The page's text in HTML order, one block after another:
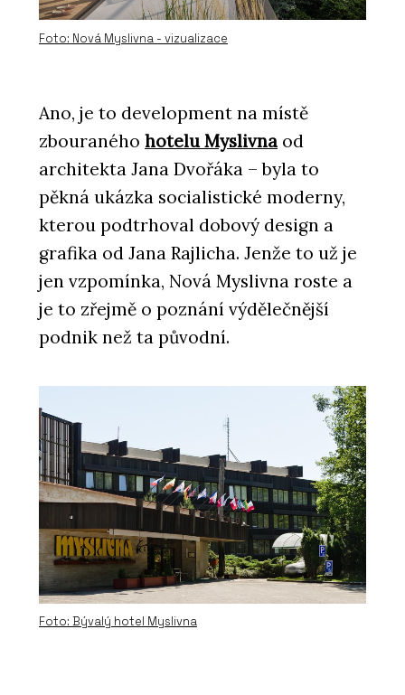
ČLÁNKY
Mrakodrap Mennica má prosklenou
fasádu a interiér zdobí leštěný
mramor. Je dominantou Varšavy,
která v noci září
PRODUKTY
Low-Carbon Glass a služba Recycle
Glass - AGC Glass Europe
Foto: Nová Myslivna - vizualizace
Ano, je to development na místě
zbouraného hotelu Myslivna od
architekta Jana Dvořáka – byla to
pěkná ukázka socialistické moderny,
kterou podtrhoval dobový design a
grafika od Jana Rajlicha. Jenže to už je
jen vzpomínka, Nová Myslivna roste a
je to zřejmě o poznání výdělečnější
podnik než ta původní.
Foto: Bývalý hotel Myslivna